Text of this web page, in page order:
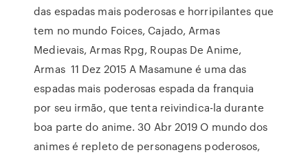
das espadas mais poderosas e horripilantes que
tem no mundo Foices, Cajado, Armas
Medievais, Armas Rpg, Roupas De Anime,
Armas 11 Dez 2015 A Masamune é uma das
espadas mais poderosas espada da franquia
por seu irmão, que tenta reivindica-la durante
boa parte do anime. 30 Abr 2019 O mundo dos
animes é repleto de personagens poderosos,